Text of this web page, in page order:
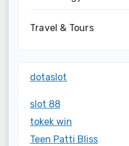
Travel & Tours
dotaslot
slot 88
tokek win
Teen Patti Bliss